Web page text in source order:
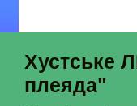
Хустське
плеяда"